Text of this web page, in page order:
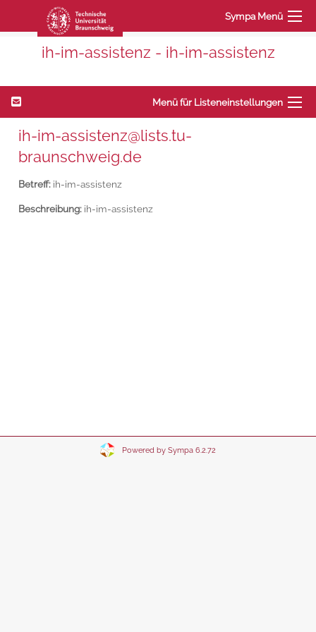
Sympa Menü
ih-im-assistenz - ih-im-assistenz
Menü für Listeneinstellungen
ih-im-assistenz@lists.tu-
braunschweig.de
Betreff: ih-im-assistenz
Beschreibung: ih-im-assistenz
Powered by Sympa 6.2.72